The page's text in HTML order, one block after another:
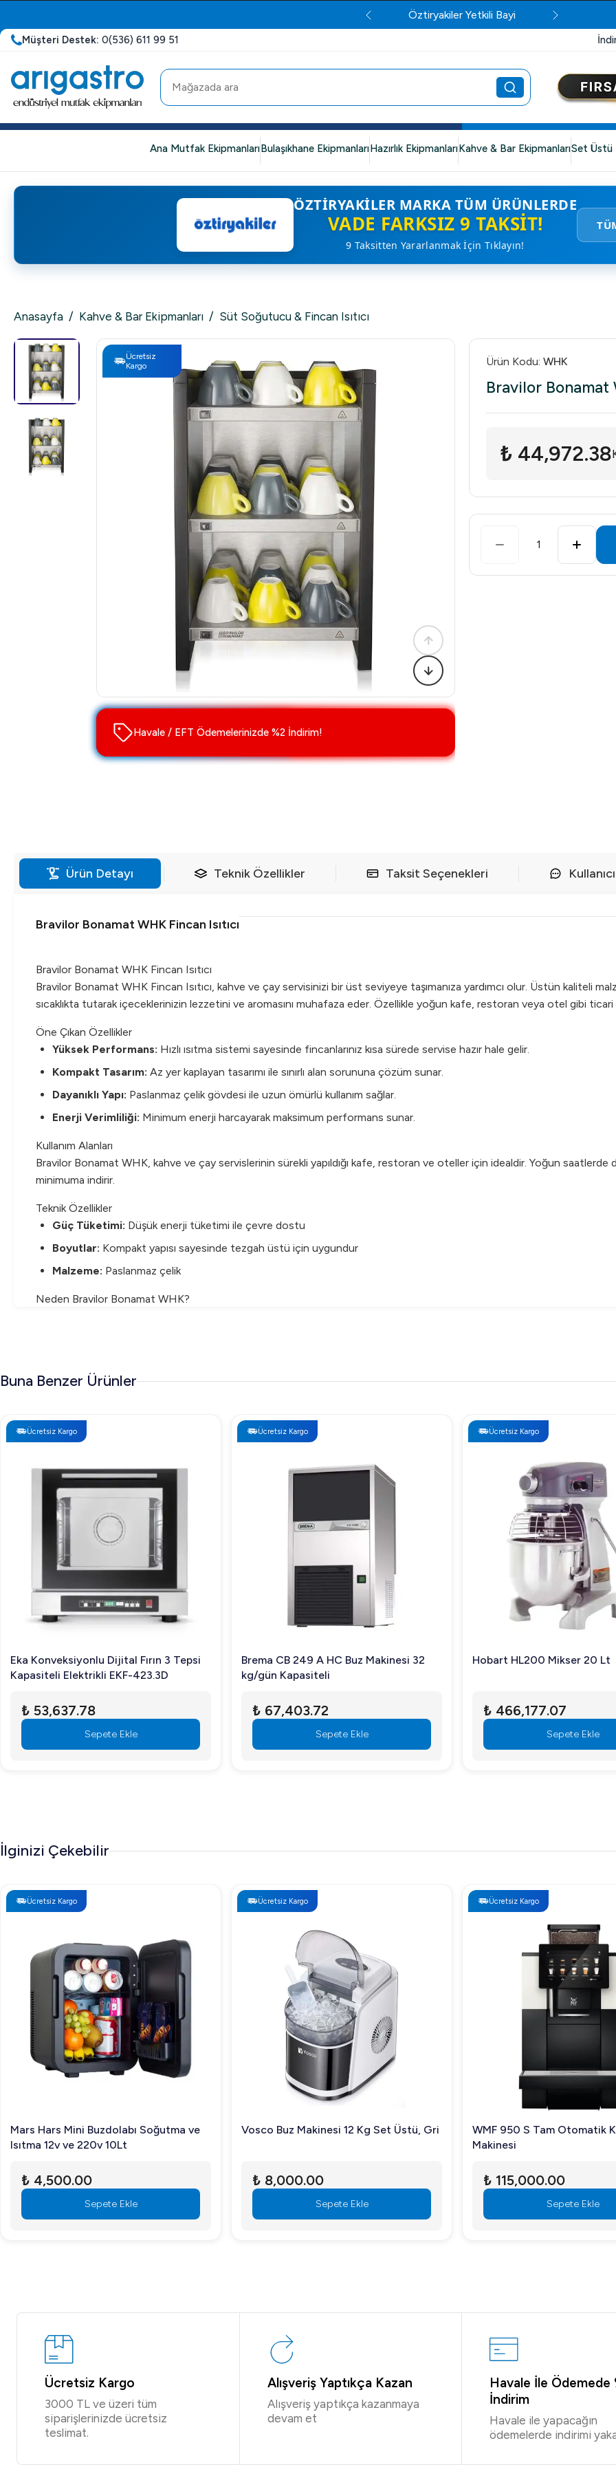
Öztiryakiler Yetkili Bayi
Müşteri Destek: 0(536) 611 99 51
Ana Mutfak EkipmanlarıBulaşıkhane EkipmanlarıHazırlık EkipmanlarıKahve & Bar EkipmanlarıSet Üstü
ÖZTIRYAKILER MARKA TÜM ÜRÜNLERDE
VADE FARKSIZ 9 TAKSIT!
9 Taksitten Yararlanmak İçin Tıklayın!
Anasayfa / Kahve & Bar Ekipmanları / Süt Soğutucu & Fincan Isıtıcı
Ücretsiz
Kargo
Havale / EFT Ödemelerinizde %2 İndirim!
Ürün Kodu: WHK
Bravilor Bonamat
₺ 44,972.38
1
Ürün Detayı Teknik Özellikler Taksit Seçenekleri
Bravilor Bonamat WHK Fincan Isıtıcı
Bravilor Bonamat WHK Fincan Isıtıcı
Bravilor Bonamat WHK Fincan Isıtıcı, kahve ve çay servisinizi bir üst seviyeye taşımanıza yardımcı olur. Üstün kaliteli
sıcaklıkta tutarak içeceklerinizin lezzetini ve aromasını muhafaza eder. Özellikle yoğun kafe, restoran veya otel gibi
Öne Çıkan Özellikler
Yüksek Performans: Hızlı ısıtma sistemi sayesinde fincanlarınız kısa sürede servise hazır hale gelir.
Kompakt Tasarım: Az yer kaplayan tasarımı ile sınırlı alan sorununa çözüm sunar.
Dayanıklı Yapı: Paslanmaz çelik gövdesi ile uzun ömürlü kullanım sağlar.
Enerji Verimliliği: Minimum enerji harcayarak maksimum performans sunar.
Kullanım Alanları
Bravilor Bonamat WHK, kahve ve çay servislerinin sürekli yapıldığı kafe, restoran ve oteller için idealdir. Yoğun saatlerde
minimuma indirir.
Teknik Özellikler
Güç Tüketimi: Düşük enerji tüketimi ile çevre dostu
Boyutlar: Kompakt yapısı sayesinde tezgah üstü için uygundur
Malzeme: Paslanmaz çelik
Neden Bravilor Bonamat WHK?
Buna Benzer Ürünler
3 Tepsi
Brema CB 249 A HC Buz Makinesi 32
kg/gün Kapasiteli
Hobart HL200 Mikser 20 Lt Santos
İlginizi Çekebilir
Buzdolabı Soğutma ve
220v 10Lt
Vosco Buz Makinesi 12 Kg Set Üstü, Gri
₺ 8,000.00
WMF 950 S Tam Otomatik Kahve
₺ 115,000.00
Ücretsiz Kargo
3000 TL ve üzeri tüm
siparişlerinizde ücretsiz
teslimat.
Alışveriş Yaptıkça Kazan
Alışveriş yaptıkça kazanmaya
devam et
Havale İle Ödemede
İndirim
Havale ile yapacağın
ödemelerde indirimi